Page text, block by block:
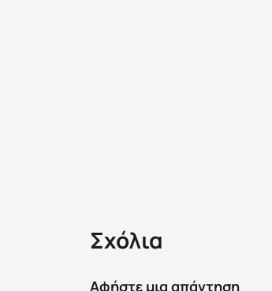
Σχόλια
Αφήστε μια απάντηση